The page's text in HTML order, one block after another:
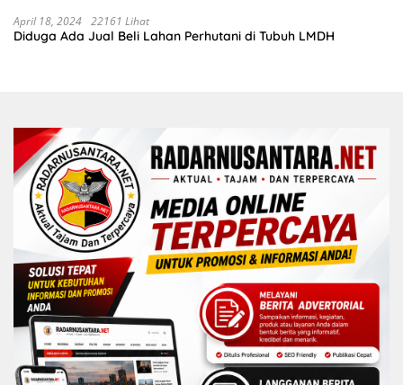
sudah selesai di tahun 2023
April 18, 2024 22161 Lihat
Diduga Ada Jual Beli Lahan Perhutani di Tubuh LMDH